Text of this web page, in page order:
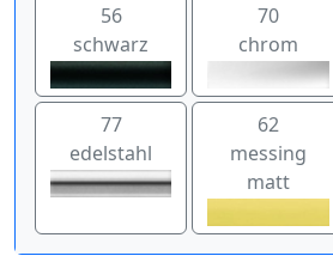
56
schwarz
70
chrom
77
edelstahl
62
messing
matt